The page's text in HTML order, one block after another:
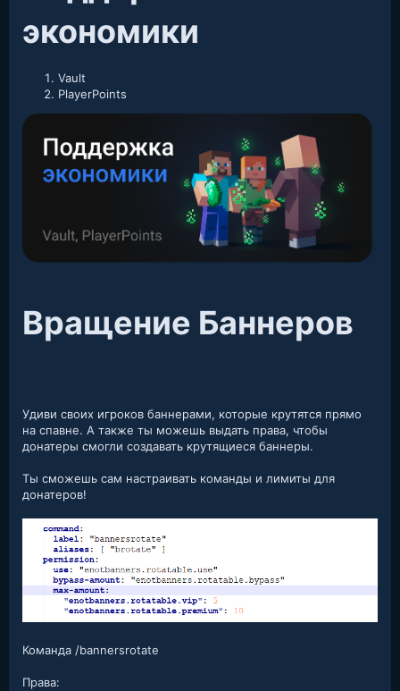
экономики​
Vault
PlayerPoints
Вращение Баннеров​
Удиви своих игроков баннерами, которые крутятся прямо
на спавне. А также ты можешь выдать права, чтобы
донатеры смогли создавать крутящиеся баннеры.
Ты сможешь сам настраивать команды и лимиты для
донатеров!
Команда /bannersrotate
Права: